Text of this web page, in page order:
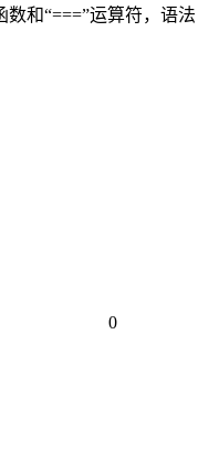
数和“===”运算符，语法
0